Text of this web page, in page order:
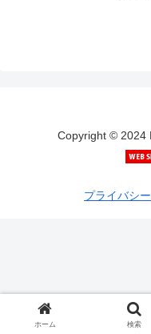
Copyright © 2024
プライバシ
ホーム 検索